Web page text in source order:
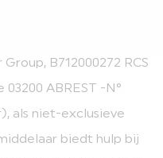
B712000272 RCS
03200 ABREST -N°
als niet-exclusieve
biedt hulp bij